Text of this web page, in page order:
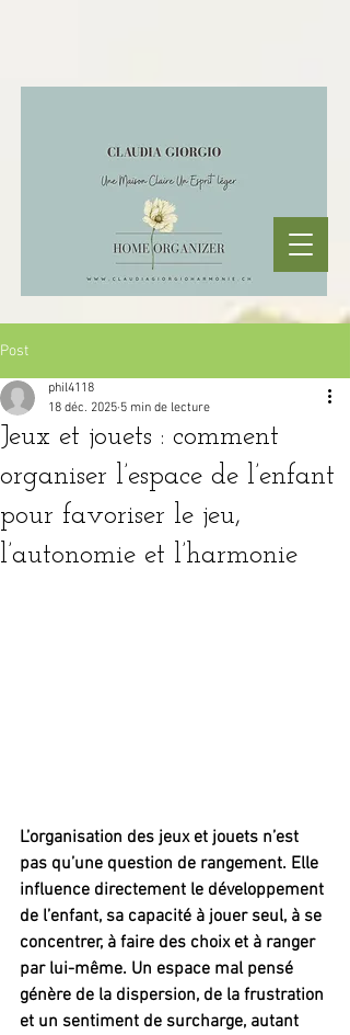
Post
Jeux et jouets : comment
organiser l’espace de l’enfant
pour favoriser le jeu,
l’autonomie et l’harmonie
phil4118
18 déc. 2025 5 min de lecture
L’organisation des jeux et jouets n’est
pas qu’une question de rangement. Elle
influence directement le développement
de l’enfant, sa capacité à jouer seul, à se
concentrer, à faire des choix et à ranger
par lui-même. Un espace mal pensé
génère de la dispersion, de la frustration
et un sentiment de surcharge, autant